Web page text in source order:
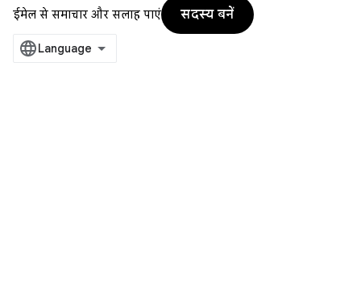
ईमेल से समाचार और सलाह पाएं
सदस्य बनें